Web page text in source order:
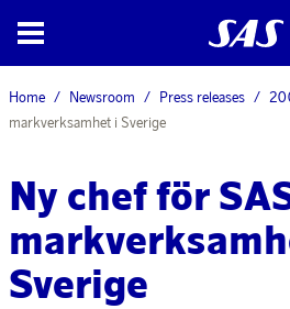
Home Newsroom Press releases
markverksamhet i Sverige
Ny chef för
Sverige